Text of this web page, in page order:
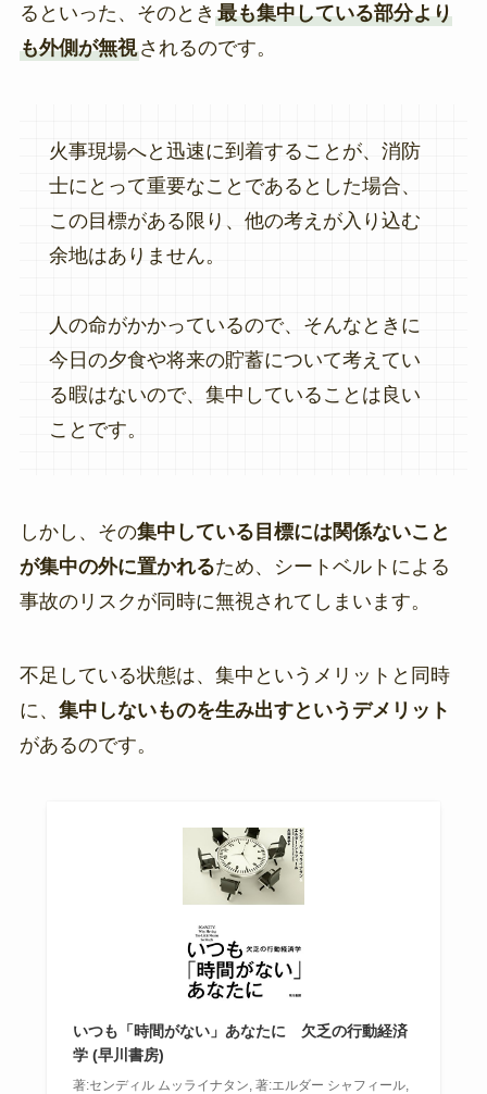
るといった、そのとき 最も集中している部分より
も外側が無視されるのです。
火事現場へと迅速に到着することが、消防
士にとって重要なことであるとした場合、
この目標がある限り、他の考えが入り込む
余地はありません。
人の命がかかっているので、そんなときに
今日の夕食や将来の貯蓄について考えてい
る暇はないので、集中していることは良い
ことです。
しかし、その集中している目標には関係ないこと
が集中の外に置かれるため、シートベルトによる
事故のリスクが同時に無視されてしまいます。
不足している状態は、集中というメリットと同時
に、 集中しないものを生み出すというデメリット
があるのです。
いつも「時間がない」あなたに 欠乏の行動経済
学 (早川書房)
著:センディル ムッライナタン, 著:エルダー シャフィール,